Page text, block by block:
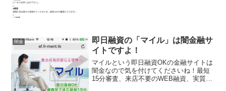
闇金
即日融資の「マイル」は闇金融サ
イトですよ！
マイルという即日融資OKの金融サイトは
闇金なので気を付けてくださいね！最短
15分審査、来店不要のWEB融資、実質年